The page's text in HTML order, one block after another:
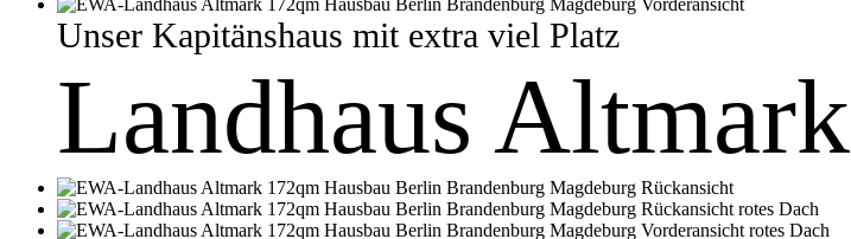
Unser Kapitänshaus mit extra viel Platz
Landhaus Altmark